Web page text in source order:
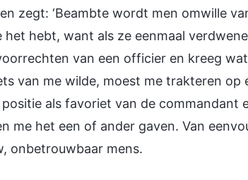
zegt: ‘Beambte wordt men omwille
het hebt, want als ze eenmaal
van een officier en kreeg
van me wilde, moest me trakteren op
als favoriet van de commandant
me het een of ander gaven. Van
onbetrouwbaar mens.